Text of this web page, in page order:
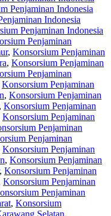
Penjaminan Indonesia
Indonesia
Penjaminan Indonesia
Penjaminan
, Konsorsium Penjaminan
, Konsorsium Penjaminan
Penjaminan
Konsorsium Penjaminan
, Konsorsium Penjaminan
Konsorsium Penjaminan
Konsorsium Penjaminan
Penjaminan
Penjaminan
Konsorsium Penjaminan
, Konsorsium Penjaminan
, Konsorsium Penjaminan
Konsorsium Penjaminan
Penjaminan
, Konsorsium
Selatan,